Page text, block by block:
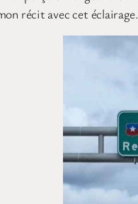
récit avec cet éclairage.